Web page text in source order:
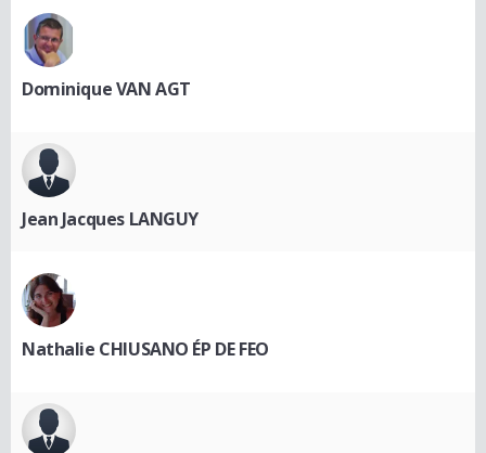
Dominique VAN AGT
Jean Jacques LANGUY
Nathalie CHIUSANO ÉP DE FEO